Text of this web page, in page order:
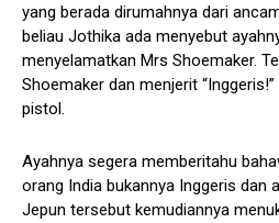
yang berada dirumahnya dari
beliau Jothika ada menyebut
menyelamatkan Mrs Shoemaker.
Shoemaker dan menjerit
pistol.
Ayahnya segera memberitahu
orang India bukannya Inggeris dan
Jepun tersebut kemudiannya